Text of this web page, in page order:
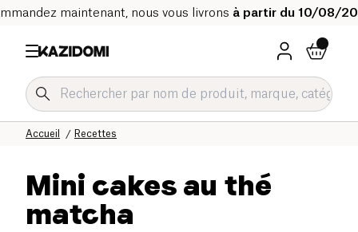
maintenant, nous vous livrons à partir du 10/08/
Recettes
Accueil
Mini cakes au thé
matcha